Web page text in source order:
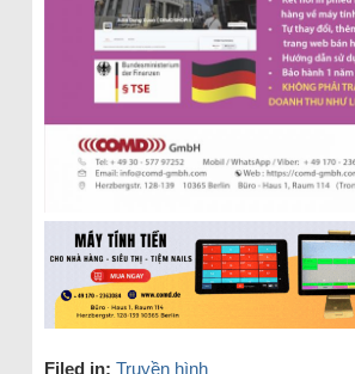
Filed in: Truyền hình